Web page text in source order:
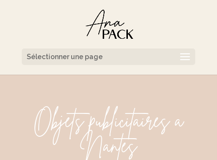
Sélectionner une page
Objets publicitaires à
Nantes